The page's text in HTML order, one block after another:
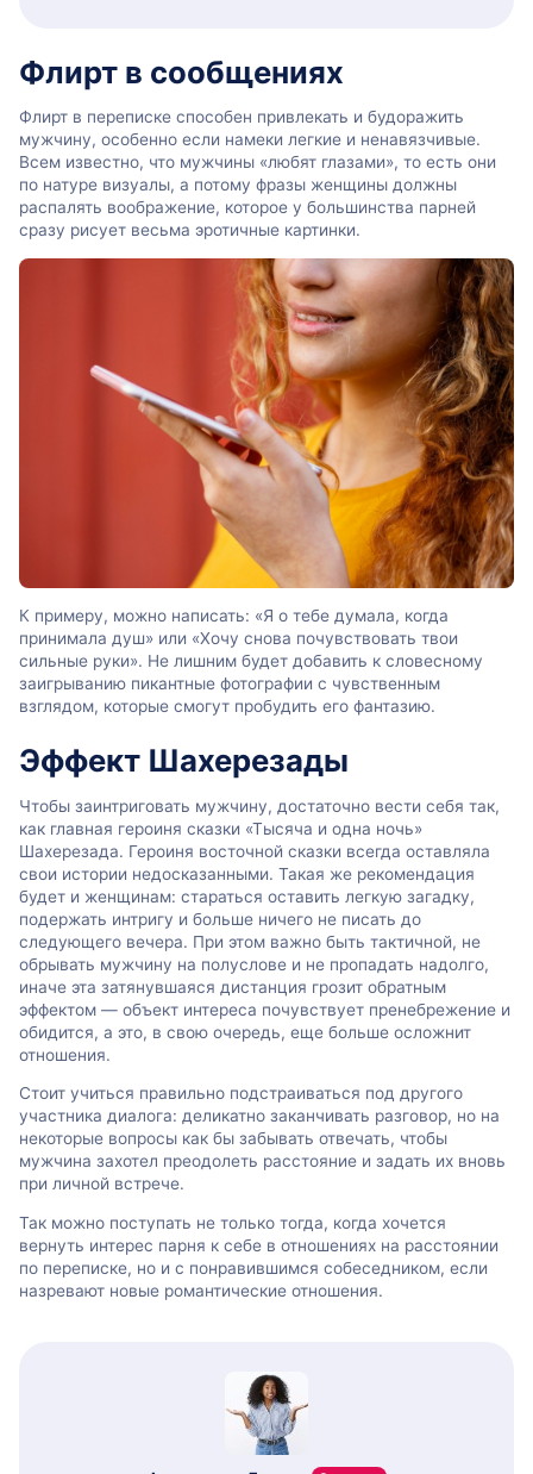
Флирт в сообщениях
Флирт в переписке способен привлекать и будоражить
мужчину, особенно если намеки легкие и ненавязчивые.
Всем известно, что мужчины «любят глазами», то есть они
по натуре визуалы, а потому фразы женщины должны
распалять воображение, которое у большинства парней
сразу рисует весьма эротичные картинки.
К примеру, можно написать: «Я о тебе думала, когда
принимала душ» или «Хочу снова почувствовать твои
сильные руки». Не лишним будет добавить к словесному
заигрыванию пикантные фотографии с чувственным
взглядом, которые смогут пробудить его фантазию.
Эффект Шахерезады
Чтобы заинтриговать мужчину, достаточно вести себя так,
как главная героиня сказки «Тысяча и одна ночь»
Шахерезада. Героиня восточной сказки всегда оставляла
свои истории недосказанными. Такая же рекомендация
будет и женщинам: стараться оставить легкую загадку,
подержать интригу и больше ничего не писать до
следующего вечера. При этом важно быть тактичной, не
обрывать мужчину на полуслове и не пропадать надолго,
иначе эта затянувшаяся дистанция грозит обратным
эффектом — объект интереса почувствует пренебрежение и
обидится, а это, в свою очередь, еще больше осложнит
отношения.
Стоит учиться правильно подстраиваться под другого
участника диалога: деликатно заканчивать разговор, но на
некоторые вопросы как бы забывать отвечать, чтобы
мужчина захотел преодолеть расстояние и задать их вновь
при личной встрече.
Так можно поступать не только тогда, когда хочется
вернуть интерес парня к себе в отношениях на расстоянии
по переписке, но и с понравившимся собеседником, если
назревают новые романтические отношения.